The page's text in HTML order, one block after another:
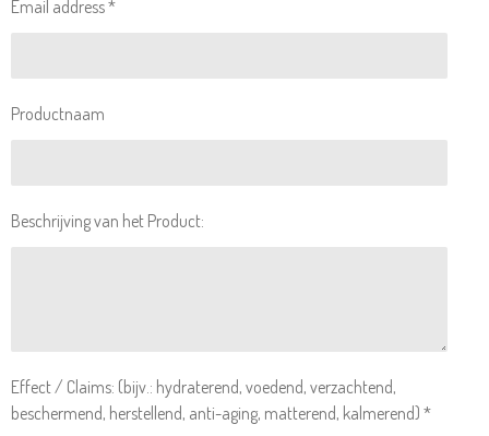
Email address *
Productnaam
Beschrijving van het Product:
Effect / Claims: (bijv.: hydraterend, voedend, verzachtend,
beschermend, herstellend, anti-aging, matterend, kalmerend) *